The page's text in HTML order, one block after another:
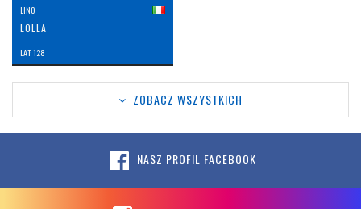
LINO
LOLLA
LAT: 128
ZOBACZ WSZYSTKICH
NASZ PROFIL FACEBOOK